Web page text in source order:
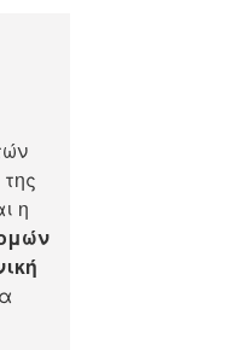
της
η